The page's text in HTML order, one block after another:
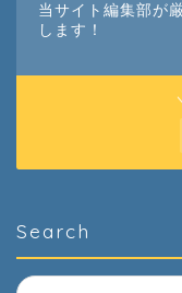
当サイト編集部が
します！
Search